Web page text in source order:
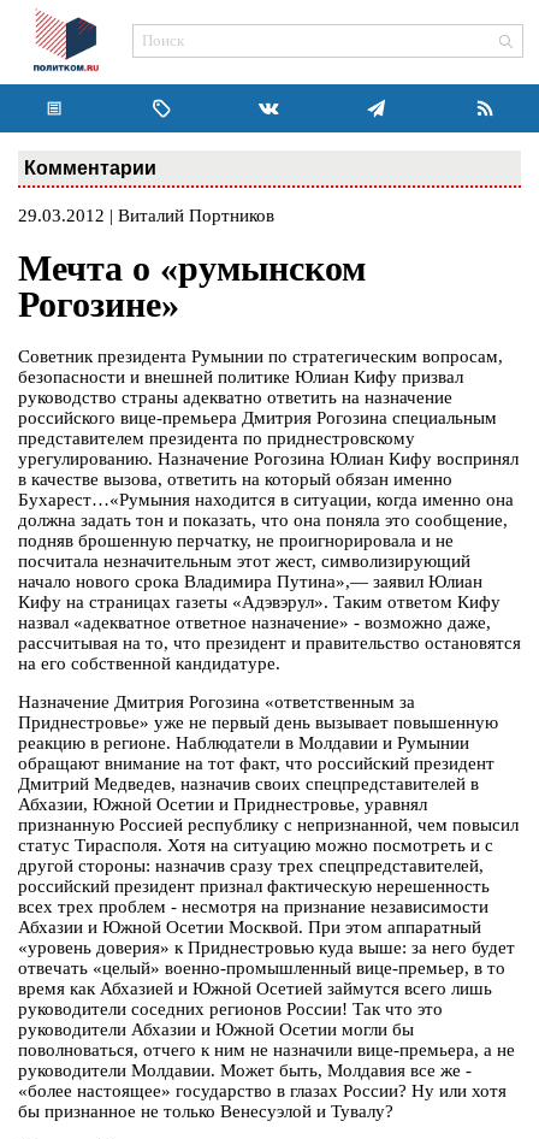
Комментарии
29.03.2012 | Виталий Портников
Мечта о «румынском
Рогозине»
Советник президента Румынии по стратегическим вопросам,
безопасности и внешней политике Юлиан Кифу призвал
руководство страны адекватно ответить на назначение
российского вице-премьера Дмитрия Рогозина специальным
представителем президента по приднестровскому
урегулированию. Назначение Рогозина Юлиан Кифу воспринял
в качестве вызова, ответить на который обязан именно
Бухарест…«Румыния находится в ситуации, когда именно она
должна задать тон и показать, что она поняла это сообщение,
подняв брошенную перчатку, не проигнорировала и не
посчитала незначительным этот жест, символизирующий
начало нового срока Владимира Путина»,— заявил Юлиан
Кифу на страницах газеты «Адэвэрул». Таким ответом Кифу
назвал «адекватное ответное назначение» - возможно даже,
рассчитывая на то, что президент и правительство остановятся
на его собственной кандидатуре.
Назначение Дмитрия Рогозина «ответственным за
Приднестровье» уже не первый день вызывает повышенную
реакцию в регионе. Наблюдатели в Молдавии и Румынии
обращают внимание на тот факт, что российский президент
Дмитрий Медведев, назначив своих спецпредставителей в
Абхазии, Южной Осетии и Приднестровье, уравнял
признанную Россией республику с непризнанной, чем повысил
статус Тирасполя. Хотя на ситуацию можно посмотреть и с
другой стороны: назначив сразу трех спецпредставителей,
российский президент признал фактическую нерешенность
всех трех проблем - несмотря на признание независимости
Абхазии и Южной Осетии Москвой. При этом аппаратный
«уровень доверия» к Приднестровью куда выше: за него будет
отвечать «целый» военно-промышленный вице-премьер, в то
время как Абхазией и Южной Осетией займутся всего лишь
руководители соседних регионов России! Так что это
руководители Абхазии и Южной Осетии могли бы
поволноваться, отчего к ним не назначили вице-премьера, а не
руководители Молдавии. Может быть, Молдавия все же -
«более настоящее» государство в глазах России? Ну или хотя
бы признанное не только Венесуэлой и Тувалу?